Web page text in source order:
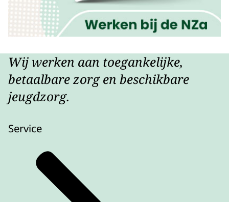
Wij werken aan toegankelijke,
betaalbare zorg en beschikbare
jeugdzorg.
Service